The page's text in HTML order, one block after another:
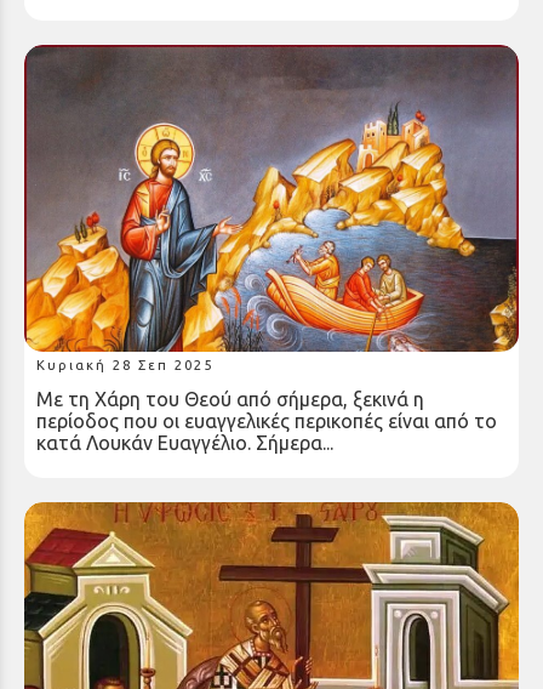
ΚΗΡΥΓΜΑ ΤΗΣ ΚΥΡΙΑΚΗΣ Α’ ΛΟΥΚΑ
Κυριακή 28 Σεπ 2025
Με τη Χάρη του Θεού από σήμερα, ξεκινά η
περίοδος που οι ευαγγελικές περικοπές είναι από το
κατά Λουκάν Ευαγγέλιο. Σήμερα...